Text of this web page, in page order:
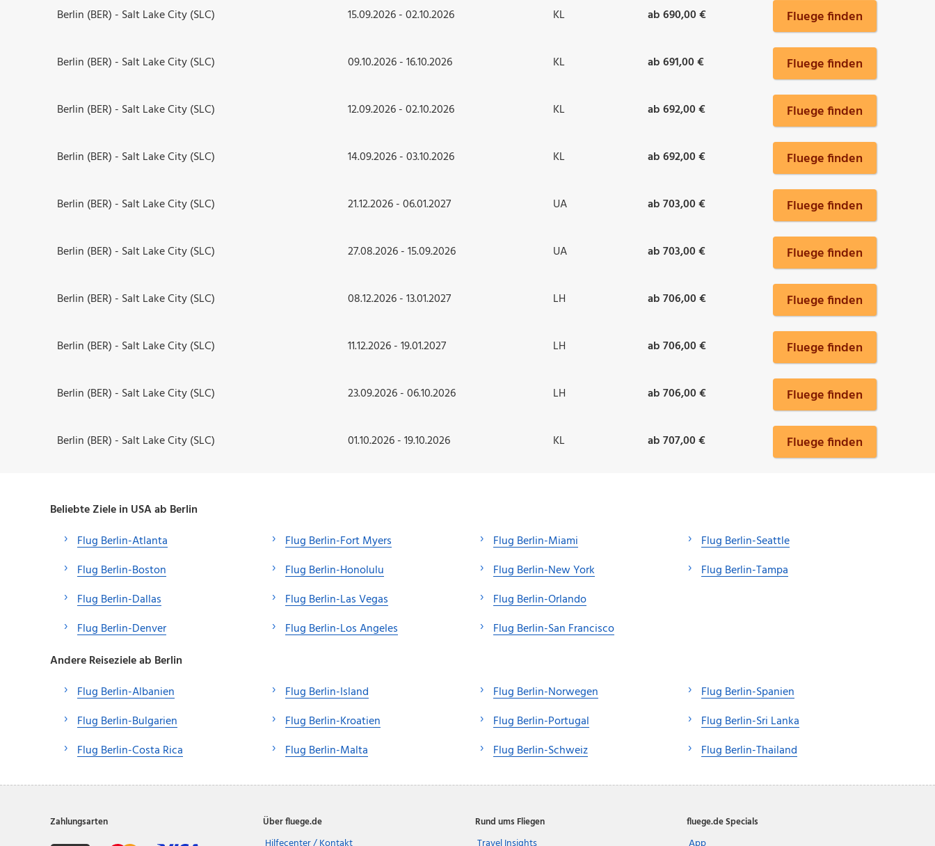
Berlin (BER) - Salt Lake City (SLC) 15.09.2026 - 02.10.2026 KL ab 690,00 € Fluege finden
Berlin (BER) - Salt Lake City (SLC) 09.10.2026 - 16.10.2026 KL ab 691,00 € Fluege finden
Berlin (BER) - Salt Lake City (SLC) 12.09.2026 - 02.10.2026 KL ab 692,00 € Fluege finden
Berlin (BER) - Salt Lake City (SLC) 14.09.2026 - 03.10.2026 KL ab 692,00 € Fluege finden
Berlin (BER) - Salt Lake City (SLC) 21.12.2026 - 06.01.2027 UA ab 703,00 € Fluege finden
Berlin (BER) - Salt Lake City (SLC) 27.08.2026 - 15.09.2026 UA ab 703,00 € Fluege finden
Berlin (BER) - Salt Lake City (SLC) 08.12.2026 - 13.01.2027 LH ab 706,00 € Fluege finden
Berlin (BER) - Salt Lake City (SLC) 11.12.2026 - 19.01.2027 LH ab 706,00 € Fluege finden
Berlin (BER) - Salt Lake City (SLC) 23.09.2026 - 06.10.2026 LH ab 706,00 € Fluege finden
Berlin (BER) - Salt Lake City (SLC) 01.10.2026 - 19.10.2026 KL ab 707,00 € Fluege finden
Beliebte Ziele in USA ab Berlin
Flug Berlin-Atlanta
Flug Berlin-Boston
Flug Berlin-Dallas
Flug Berlin-Denver
Flug Berlin-Fort Myers
Flug Berlin-Honolulu
Flug Berlin-Las Vegas
Flug Berlin-Los Angeles
Flug Berlin-Miami
Flug Berlin-New York
Flug Berlin-Orlando
Flug Berlin-San Francisco
Flug Berlin-Seattle
Flug Berlin-Tampa
Andere Reiseziele ab Berlin
Flug Berlin-Albanien
Flug Berlin-Bulgarien
Flug Berlin-Costa Rica
Flug Berlin-Island
Flug Berlin-Kroatien
Flug Berlin-Malta
Flug Berlin-Norwegen
Flug Berlin-Portugal
Flug Berlin-Schweiz
Flug Berlin-Spanien
Flug Berlin-Sri Lanka
Flug Berlin-Thailand